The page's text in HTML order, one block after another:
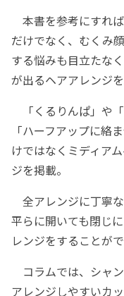
本書を参考にすれ
だけでなく、むくみ
する悩みも目立たな
が出るヘアアレンジ
「くるりんぱ」や
「ハーフアップに絡
けではなくミディア
ジを掲載。
全アレンジに丁寧
平らに開いても閉じ
レンジをすることがで
コラムでは、シャ
アレンジしやすいカ